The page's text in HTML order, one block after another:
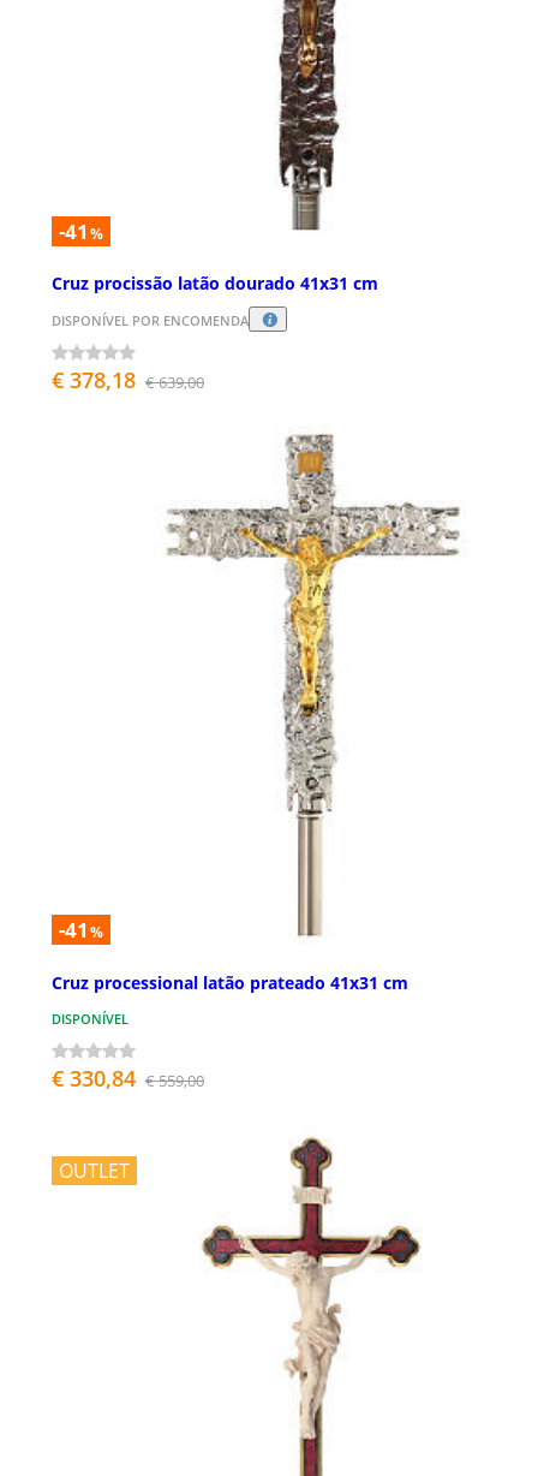
-41 %
Cruz procissão latão dourado 41x31 cm
DISPONÍVEL POR ENCOMENDA
€ 378,18 € 639,00
-41 %
Cruz processional latão prateado 41x31 cm
DISPONÍVEL
€ 330,84 € 559,00
OUTLET